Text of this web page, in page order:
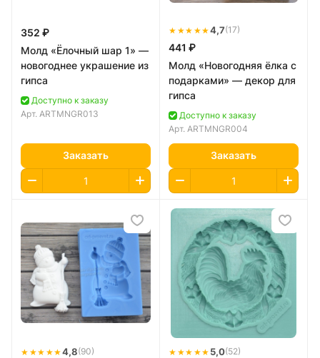
352 ₽
Молд «Ёлочный шар 1» —
новогоднее украшение из
гипса
Доступно к заказу
Арт. ARTMNGR013
Заказать
★★★★★4,7(17)
441 ₽
Молд «Новогодняя ёлка с
подарками» — декор для
гипса
Доступно к заказу
Арт. ARTMNGR004
Заказать
★★★★★4,8(90) ★★★★★ 5,0(52)